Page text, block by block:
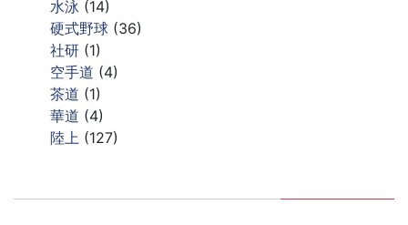
水泳 (14)
硬式野球 (36)
社研 (1)
空手道 (4)
茶道 (1)
華道 (4)
陸上 (127)